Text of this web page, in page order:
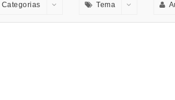
Categorias Tema